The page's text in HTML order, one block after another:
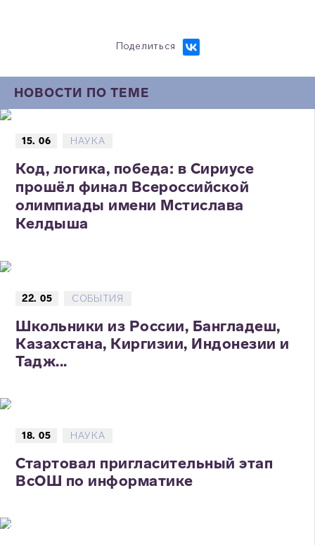
Поделиться
НОВОСТИ ПО ТЕМЕ
15. 06 НАУКА
Код, логика, победа: в Сириусе
прошёл финал Всероссийской
олимпиады имени Мстислава
Келдыша
22. 05 СОБЫТИЯ
Школьники из России, Бангладеш,
Казахстана, Киргизии, Индонезии и
Тадж...
18. 05 НАУКА
Стартовал пригласительный этап
ВсОШ по информатике